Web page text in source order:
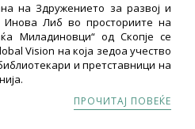
на Здружението за развој и
Либ во просториите на
Миладиновци“ од Скопје се
Vision на која зедоа учество
и претставници на
ПРОЧИТАЈ ПОВЕЌЕ